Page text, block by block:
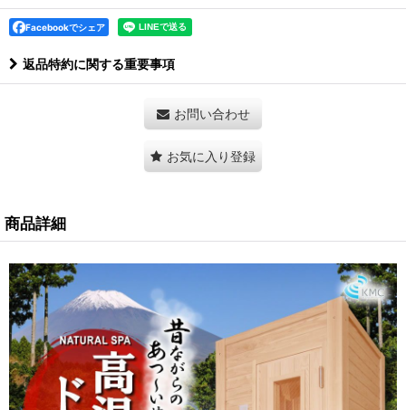
Facebookでシェア
返品特約に関する重要事項
お問い合わせ
お気に入り登録
商品詳細